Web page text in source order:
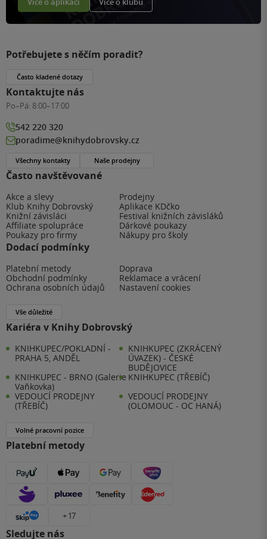
Často navštěvované
Akce a slevy
Prodejny
Klub Knihy Dobrovský
Aplikace KDčko
Knižní závisláci
Festival knižních závisláků
Affiliate spolupráce
Dárkové poukazy
Poukazy pro firmy
Nákupy pro školy
Dodací podmínky
Platební metody
Doprava
Obchodní podmínky
Reklamace a vrácení
Ochrana osobních údajů
Nastavení cookies
Vše důležité
Kariéra v Knihy Dobrovský
KNIHKUPEC/POKLADNÍ -
PRAHA 5, ANDĚL
KNIHKUPEC (ZKRÁCENÝ
ÚVAZEK) - ČESKÉ
BUDĚJOVICE
KNIHKUPEC - BRNO (Galerie
Vaňkovka)
KNIHKUPEC (TŘEBÍČ)
VEDOUCÍ PRODEJNY
(TŘEBÍČ)
VEDOUCÍ PRODEJNY
(OLOMOUC - OC HANÁ)
Volné pracovní pozice
Platební metody
+ 17
Sledujte nás
Potřebujete s něčím poradit?
Často kladené dotazy
Kontaktujte nás
Po–Pá: 8:00–17:00
542 220 320
poradime@knihydobrovsky.cz
Všechny kontakty Naše prodejny